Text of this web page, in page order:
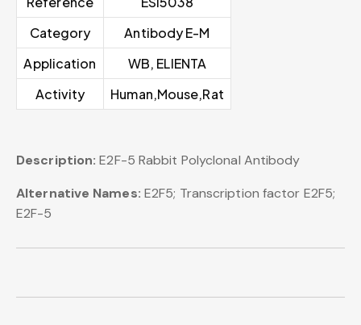
Category
Antibody E-M
Application
WB, ELIENTA
Activity
Human,Mouse,Rat
Description: E2F-5 Rabbit Polyclonal Antibody
Alternative Names: E2F5; Transcription factor E2F5;
E2F-5